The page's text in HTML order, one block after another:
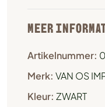
MEER
Artikelnummer:
Merk: VAN OS
Kleur: ZWART